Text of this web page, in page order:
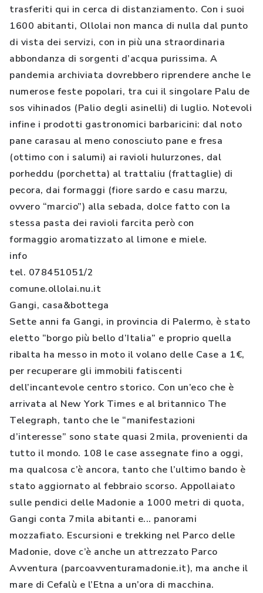
trasferiti qui in cerca di distanziamento. Con i suoi
1600 abitanti, Ollolai non manca di nulla dal punto
di vista dei servizi, con in più una straordinaria
abbondanza di sorgenti d’acqua purissima. A
pandemia archiviata dovrebbero riprendere anche le
numerose feste popolari, tra cui il singolare Palu de
sos vihinados (Palio degli asinelli) di luglio. Notevoli
infine i prodotti gastronomici barbaricini: dal noto
pane carasau al meno conosciuto pane e fresa
(ottimo con i salumi) ai ravioli hulurzones, dal
porheddu (porchetta) al trattaliu (frattaglie) di
pecora, dai formaggi (fiore sardo e casu marzu,
ovvero “marcio”) alla sebada, dolce fatto con la
stessa pasta dei ravioli farcita però con
formaggio aromatizzato al limone e miele.
info
tel. 078451051/2
comune.ollolai.nu.it
Gangi, casa&bottega
Sette anni fa Gangi, in provincia di Palermo, è stato
eletto “borgo più bello d’Italia” e proprio quella
ribalta ha messo in moto il volano delle Case a 1€,
per recuperare gli immobili fatiscenti
dell’incantevole centro storico. Con un’eco che è
arrivata al New York Times e al britannico The
Telegraph, tanto che le “manifestazioni
d’interesse” sono state quasi 2mila, provenienti da
tutto il mondo. 108 le case assegnate fino a oggi,
ma qualcosa c’è ancora, tanto che l’ultimo bando è
stato aggiornato al febbraio scorso. Appollaiato
sulle pendici delle Madonie a 1000 metri di quota,
Gangi conta 7mila abitanti e... panorami
mozzafiato. Escursioni e trekking nel Parco delle
Madonie, dove c’è anche un attrezzato Parco
Avventura (parcoavventuramadonie.it), ma anche il
mare di Cefalù e l’Etna a un’ora di macchina.